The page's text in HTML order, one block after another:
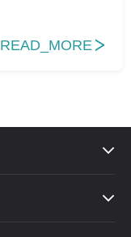
READ_MORE 

